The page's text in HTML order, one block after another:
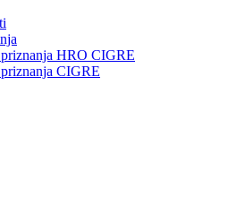
HRO CIGRE
CIGRE